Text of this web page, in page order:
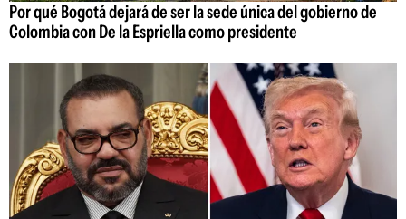
Por qué Bogotá dejará de ser la sede única del gobierno de
Colombia con De la Espriella como presidente